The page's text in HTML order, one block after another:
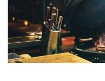
Winkels
Werken
Aanbiedingen